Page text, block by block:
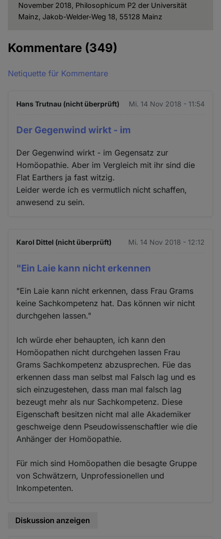
November 2018, Philosophicum P2 der Universität
Mainz, Jakob-Welder-Weg 18, 55128 Mainz
Kommentare (349)
Netiquette für Kommentare
Hans Trutnau (nicht überprüft) Mi. 14 Nov 2018 - 11:54
Der Gegenwind wirkt - im
Der Gegenwind wirkt - im Gegensatz zur
Homöopathie. Aber im Vergleich mit ihr sind die
Flat Earthers ja fast witzig.
Leider werde ich es vermutlich nicht schaffen,
anwesend zu sein.
Karol Dittel (nicht überprüft) Mi. 14 Nov 2018 - 12:12
"Ein Laie kann nicht erkennen
"Ein Laie kann nicht erkennen, dass Frau Grams
keine Sachkompetenz hat. Das können wir nicht
durchgehen lassen."
Ich würde eher behaupten, ich kann den
Homöopathen nicht durchgehen lassen Frau
Grams Sachkompetenz abzusprechen. Füe das
erkennen dass man selbst mal Falsch lag und es
sich einzugestehen, dass man mal falsch lag
bezeugt mehr als nur Sachkompetenz. Diese
Eigenschaft besitzen nicht mal alle Akademiker
geschweige denn Pseudowissenschaftler wie die
Anhänger der Homöopathie.
Für mich sind Homöopathen die besagte Gruppe
von Schwätzern, Unprofessionellen und
Inkompetenten.
Diskussion anzeigen